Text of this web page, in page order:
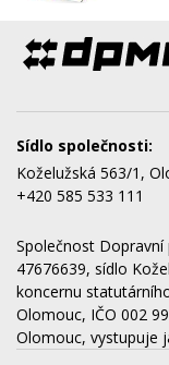
Sídlo společnosti:
Koželužská 563/1,
+420 585 533 111
Společnost Dopravní
47676639, sídlo
koncernu
Olomouc, IČO 002
Olomouc, vystupuje